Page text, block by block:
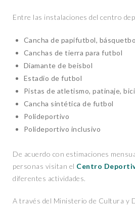
Entre las instalaciones del centro
Cancha de papifutbol,
Canchas de tierra para futbol
Diamante de beisbol
Estadio de futbol
Pistas de atletismo, patinaje,
Cancha sintética de futbol
Polideportivo
Polideportivo inclusivo
De acuerdo con estimaciones
personas visitan el Centro
diferentes actividades.
A través del Ministerio de Cultura y